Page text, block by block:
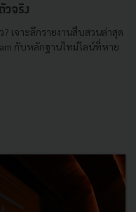
จริง
? เจาะลึกรายงานสืบสวนล่าสุด
กับหลักฐานไทม์ไลน์ที่หาย